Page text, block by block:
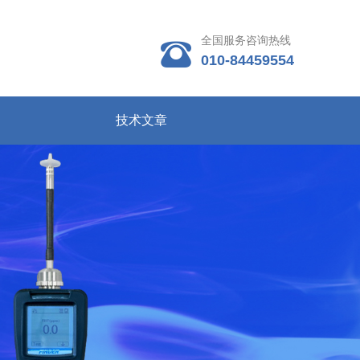
 全国服务咨询热线
010-84459554
技术文章